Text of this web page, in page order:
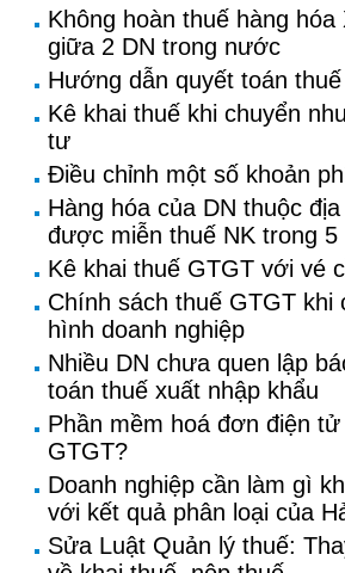
Không hoàn thuế hàng hóa
giữa 2 DN trong nước
Hướng dẫn quyết toán
Kê khai thuế khi chuyển
tư
Điều chỉnh một số khoản
Hàng hóa của DN thuộc
được miễn thuế NK trong 5
Kê khai thuế GTGT với vé
Chính sách thuế GTGT khi
hình doanh nghiệp
Nhiều DN chưa quen lập
toán thuế xuất nhập khẩu
Phần mềm hoá đơn điện
GTGT?
Doanh nghiệp cần làm gì
với kết quả phân loại của
Sửa Luật Quản lý thuế: